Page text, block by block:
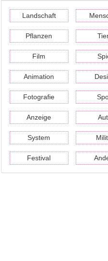
Landschaft
Pflanzen
Film
Animation
Fotografie
Anzeige
System
Festival